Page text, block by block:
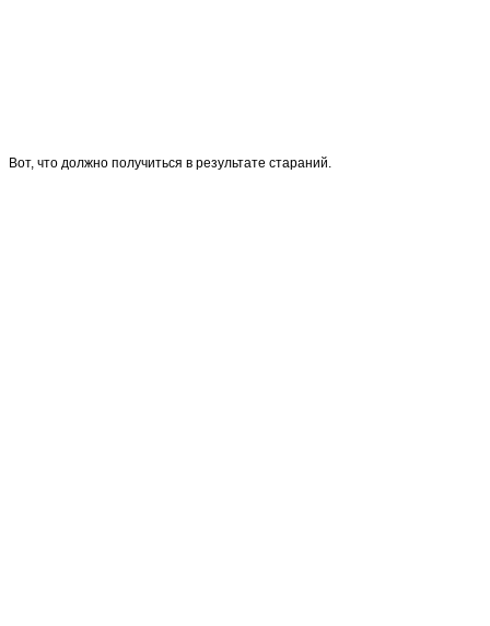
Вот, что должно получиться в результате стараний.